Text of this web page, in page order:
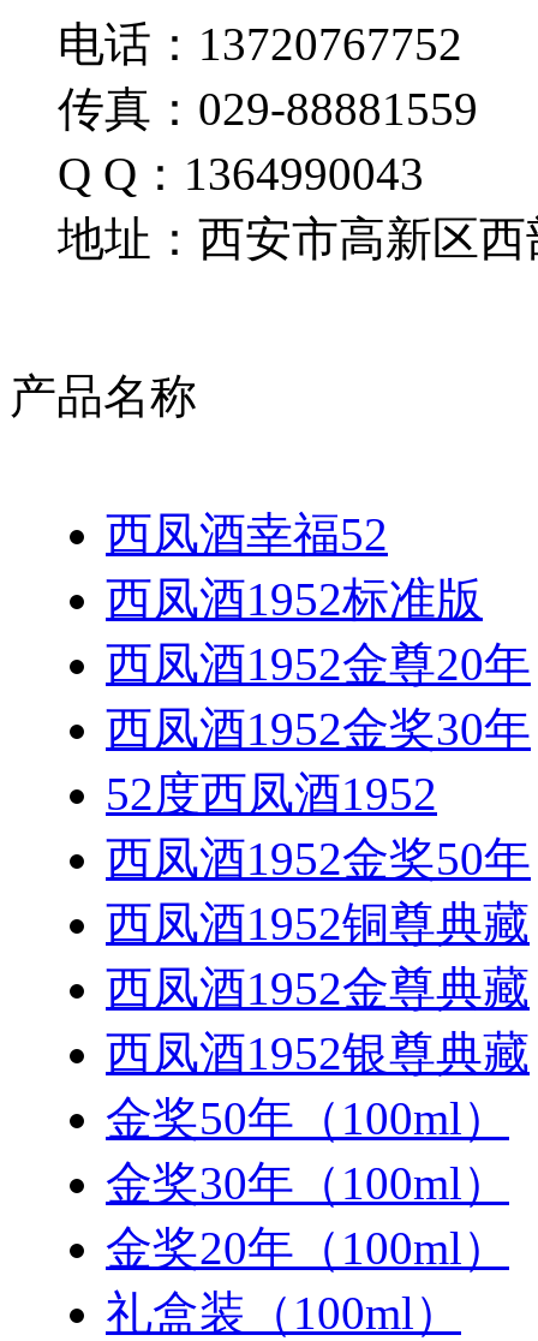
电话：13720767752
传真：029-88881559
Q Q：1364990043
地址：西安市高新区西
产品名称
西凤酒幸福52
西凤酒1952标准版
西凤酒1952金尊20年
西凤酒1952金奖30年
52度西凤酒1952
西凤酒1952金奖50年
西凤酒1952铜尊典藏
西凤酒1952金尊典藏
西凤酒1952银尊典藏
金奖50年（100ml）
金奖30年（100ml）
金奖20年（100ml）
礼盒装（100ml）